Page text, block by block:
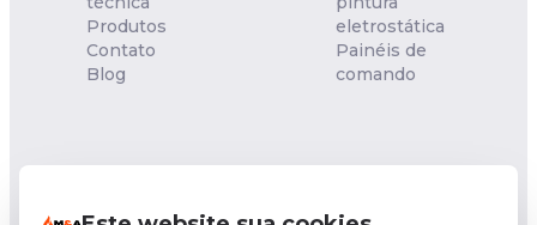
Produtos
Contato
Blog
eletrostática
Painéis de
comando